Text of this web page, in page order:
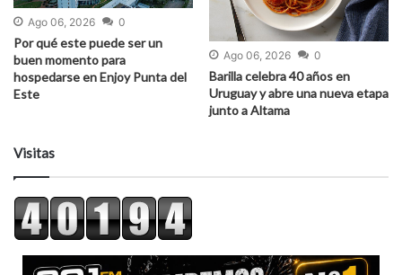
Ago 06, 2026 0
Por qué este puede ser un
buen momento para
hospedarse en Enjoy Punta del
Este
Ago 06, 2026 0
Barilla celebra 40 años en
Uruguay y abre una nueva etapa
junto a Altama
Visitas